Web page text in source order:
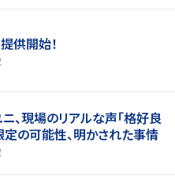
供開始！
、現場のリアルな声「格好良
の可能性、明かされた事情